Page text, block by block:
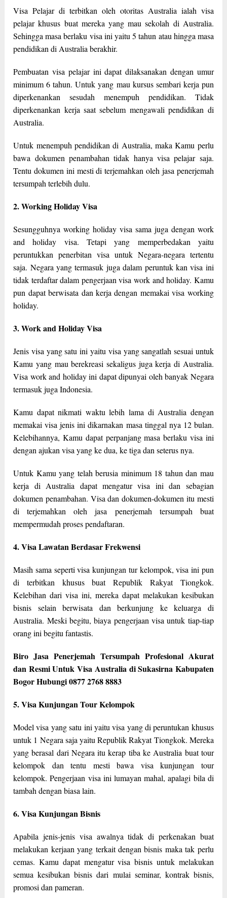
Visa Pelajar di terbitkan oleh otoritas Australia ialah visa
pelajar khusus buat mereka yang mau sekolah di Australia.
Sehingga masa berlaku visa ini yaitu 5 tahun atau hingga masa
pendidikan di Australia berakhir.
Pembuatan visa pelajar ini dapat dilaksanakan dengan umur
minimum 6 tahun. Untuk yang mau kursus sembari kerja pun
diperkenankan sesudah menempuh pendidikan. Tidak
diperkenankan kerja saat sebelum mengawali pendidikan di
Australia.
Untuk menempuh pendidikan di Australia, maka Kamu perlu
bawa dokumen penambahan tidak hanya visa pelajar saja.
Tentu dokumen ini mesti di terjemahkan oleh jasa penerjemah
tersumpah terlebih dulu.
2. Working Holiday Visa
Sesungguhnya working holiday visa sama juga dengan work
and holiday visa. Tetapi yang memperbedakan yaitu
peruntukkan penerbitan visa untuk Negara-negara tertentu
saja. Negara yang termasuk juga dalam peruntuk kan visa ini
tidak terdaftar dalam pengerjaan visa work and holiday. Kamu
pun dapat berwisata dan kerja dengan memakai visa working
holiday.
3. Work and Holiday Visa
Jenis visa yang satu ini yaitu visa yang sangatlah sesuai untuk
Kamu yang mau berekreasi sekaligus juga kerja di Australia.
Visa work and holiday ini dapat dipunyai oleh banyak Negara
termasuk juga Indonesia.
Kamu dapat nikmati waktu lebih lama di Australia dengan
memakai visa jenis ini dikarnakan masa tinggal nya 12 bulan.
Kelebihannya, Kamu dapat perpanjang masa berlaku visa ini
dengan ajukan visa yang ke dua, ke tiga dan seterus nya.
Untuk Kamu yang telah berusia minimum 18 tahun dan mau
kerja di Australia dapat mengatur visa ini dan sebagian
dokumen penambahan. Visa dan dokumen-dokumen itu mesti
di terjemahkan oleh jasa penerjemah tersumpah buat
mempermudah proses pendaftaran.
4. Visa Lawatan Berdasar Frekwensi
Masih sama seperti visa kunjungan tur kelompok, visa ini pun
di terbitkan khusus buat Republik Rakyat Tiongkok.
Kelebihan dari visa ini, mereka dapat melakukan kesibukan
bisnis selain berwisata dan berkunjung ke keluarga di
Australia. Meski begitu, biaya pengerjaan visa untuk tiap-tiap
orang ini begitu fantastis.
Biro Jasa Penerjemah Tersumpah Profesional Akurat
dan Resmi Untuk Visa Australia di Sukasirna Kabupaten
Bogor Hubungi 0877 2768 8883
5. Visa Kunjungan Tour Kelompok
Model visa yang satu ini yaitu visa yang di peruntukan khusus
untuk 1 Negara saja yaitu Republik Rakyat Tiongkok. Mereka
yang berasal dari Negara itu kerap tiba ke Australia buat tour
kelompok dan tentu mesti bawa visa kunjungan tour
kelompok. Pengerjaan visa ini lumayan mahal, apalagi bila di
tambah dengan biasa lain.
6. Visa Kunjungan Bisnis
Apabila jenis-jenis visa awalnya tidak di perkenakan buat
melakukan kerjaan yang terkait dengan bisnis maka tak perlu
cemas. Kamu dapat mengatur visa bisnis untuk melakukan
semua kesibukan bisnis dari mulai seminar, kontrak bisnis,
promosi dan pameran.